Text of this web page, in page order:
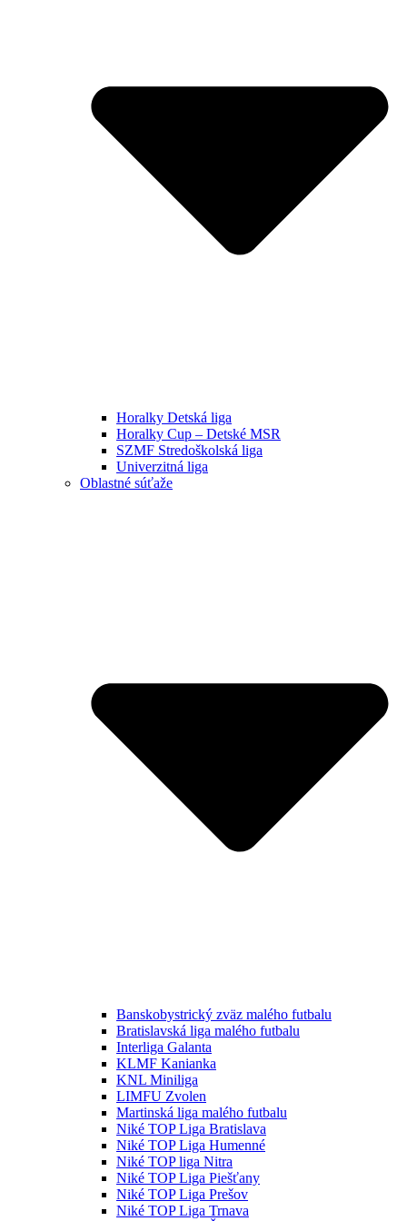
Horalky Detská liga
Horalky Cup – Detské MSR
SZMF Stredoškolská liga
Univerzitná liga
Oblastné súťaže
Banskobystrický zväz malého futbalu
Bratislavská liga malého futbalu
Interliga Galanta
KLMF Kanianka
KNL Miniliga
LIMFU Zvolen
Martinská liga malého futbalu
Niké TOP Liga Bratislava
Niké TOP Liga Humenné
Niké TOP liga Nitra
Niké TOP Liga Piešťany
Niké TOP Liga Prešov
Niké TOP Liga Trnava